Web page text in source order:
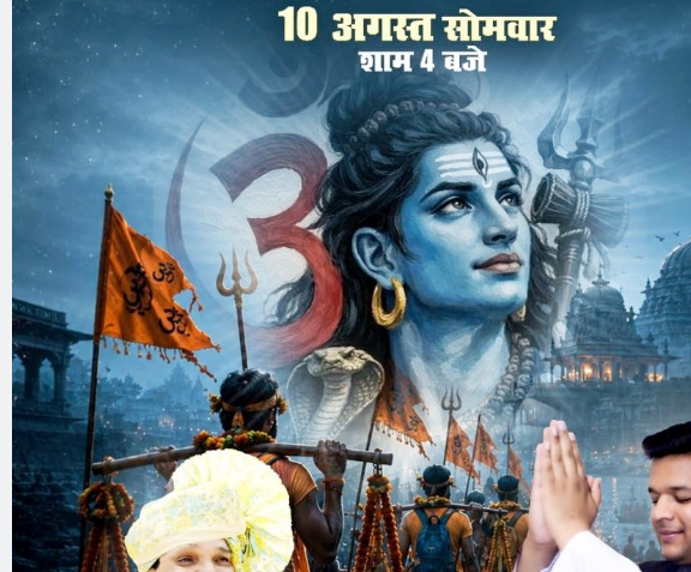
जोधा, तारा खेड़ी, पीपलोदी, हनुमंतिया, पंत मेलकी, रणायरा गुर्जर, मोरिया में जनसंपर्क
आर्मी से सेवा निवृत होकर जावरा पहुंचे विनोद पाटीदार हतनारा का स्मृति चिन्ह भेंटकर
पहुंचकर पूर्व कृषि मंत्री स्वर्गीय महेंद्र सिंह कालूखेड़ा की प्रतिमा पर माल्यार्पण
समर्थन –
मडलम अध्यक्ष जितेंद्र चौधरी ने कांग्रेस से इस्तीफा देकर जीवन सिंह शेरपुर को समर्थन
शेरपुर सर्व समाज के लिए लड़ रहे है में और पुरी धनगर समाज जीवन शेरपुर के साथ है मैं
को समर्थन करता हूं। वही नानालाल धनगर चंदावता ने भाजपा की सदस्यता छोड़कर